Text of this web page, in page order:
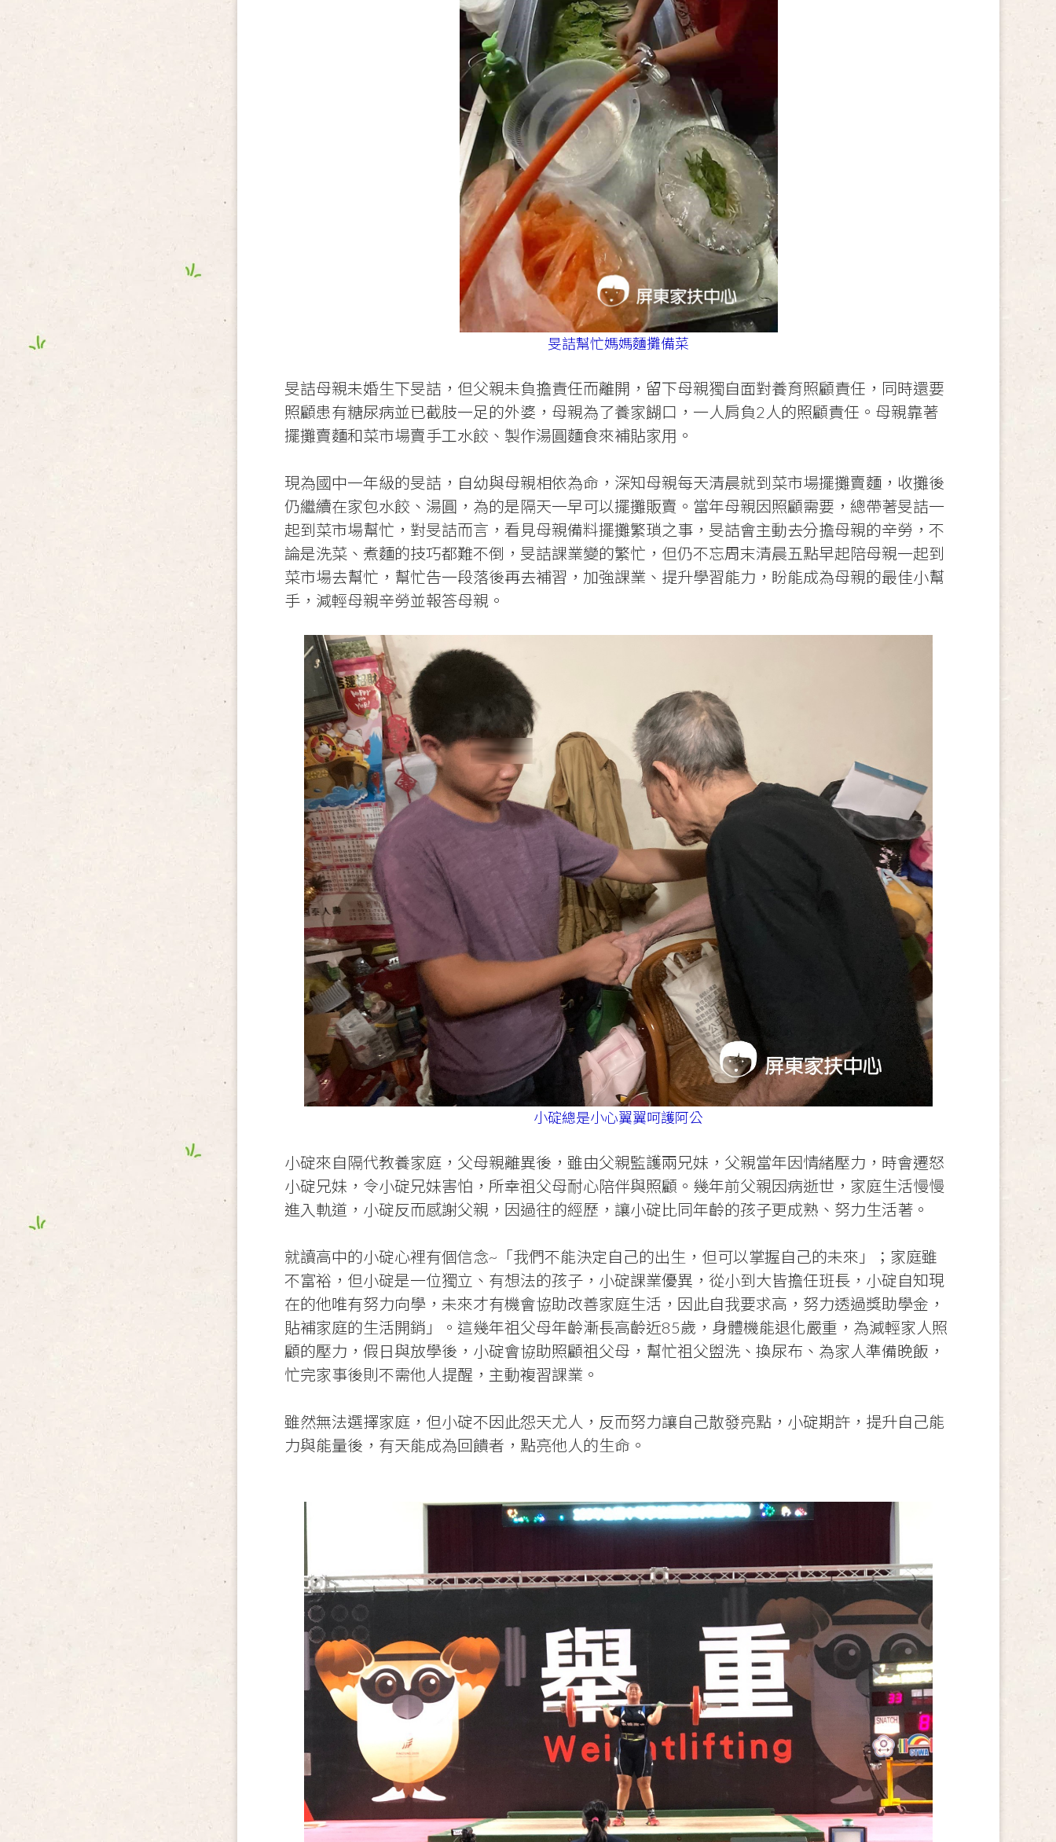
旻詰幫忙媽媽麵攤備菜
旻詰母親未婚生下旻詰，但父親未負擔責任而離開，留下母親獨自面對養育照顧責任，同時還要
照顧患有糖尿病並已截肢一足的外婆，母親為了養家餬口，一人肩負2人的照顧責任。母親靠著
擺攤賣麵和菜市場賣手工水餃、製作湯圓麵食來補貼家用。
現為國中一年級的旻詰，自幼與母親相依為命，深知母親每天清晨就到菜市場擺攤賣麵，收攤後
仍繼續在家包水餃、湯圓，為的是隔天一早可以擺攤販賣。當年母親因照顧需要，總帶著旻詰一
起到菜市場幫忙，對旻詰而言，看見母親備料擺攤繁瑣之事，旻詰會主動去分擔母親的辛勞，不
論是洗菜、煮麵的技巧都難不倒，旻詰課業變的繁忙，但仍不忘周末清晨五點早起陪母親一起到
菜市場去幫忙，幫忙告一段落後再去補習，加強課業、提升學習能力，盼能成為母親的最佳小幫
手，減輕母親辛勞並報答母親。
小碇總是小心翼翼呵護阿公
小碇來自隔代教養家庭，父母親離異後，雖由父親監護兩兄妹，父親當年因情緒壓力，時會遷怒
小碇兄妹，令小碇兄妹害怕，所幸祖父母耐心陪伴與照顧。幾年前父親因病逝世，家庭生活慢慢
進入軌道，小碇反而感謝父親，因過往的經歷，讓小碇比同年齡的孩子更成熟、努力生活著。
就讀高中的小碇心裡有個信念~「我們不能決定自己的出生，但可以掌握自己的未來」；家庭雖
不富裕，但小碇是一位獨立、有想法的孩子，小碇課業優異，從小到大皆擔任班長，小碇自知現
在的他唯有努力向學，未來才有機會協助改善家庭生活，因此自我要求高，努力透過獎助學金，
貼補家庭的生活開銷」。這幾年祖父母年齡漸長高齡近85歲，身體機能退化嚴重，為減輕家人照
顧的壓力，假日與放學後，小碇會協助照顧祖父母，幫忙祖父盥洗、換尿布、為家人準備晚飯，
忙完家事後則不需他人提醒，主動複習課業。
雖然無法選擇家庭，但小碇不因此怨天尤人，反而努力讓自己散發亮點，小碇期許，提升自己能
力與能量後，有天能成為回饋者，點亮他人的生命。